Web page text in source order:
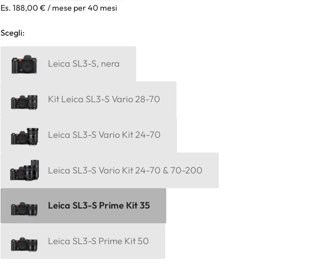
Es. 188,00 € / mese per 40 mesi
Scegli:
Leica SL3-S, nera
Kit Leica SL3-S Vario 28-70
Leica SL3-S Vario Kit 24-70
Leica SL3-S Vario Kit 24-70 & 70-200
Leica SL3-S Prime Kit 35
Leica SL3-S Prime Kit 50